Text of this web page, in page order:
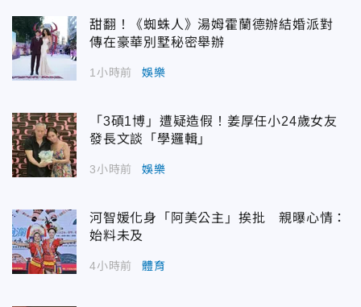
甜翻！《蜘蛛人》湯姆霍蘭德辦結婚派對
傳在豪華別墅秘密舉辦
1小時前 娛樂
「3碩1博」遭疑造假！姜厚任小24歲女友
發長文談「學邏輯」
3小時前 娛樂
河智媛化身「阿美公主」挨批 親曝心情：
始料未及
4小時前 體育